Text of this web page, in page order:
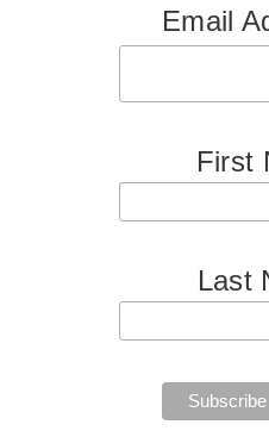
Email
First
Last